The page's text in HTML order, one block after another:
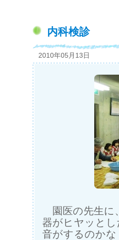
内科検診
2010年05月13日
園医の先生に
器がヒヤッと
音がするのかな